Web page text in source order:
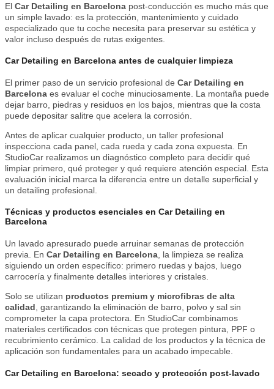
El Car Detailing en Barcelona post-conducción es mucho más que
un simple lavado: es la protección, mantenimiento y cuidado
especializado que tu coche necesita para preservar su estética y
valor incluso después de rutas exigentes.
Car Detailing en Barcelona antes de cualquier limpieza
El primer paso de un servicio profesional de Car Detailing en
Barcelona es evaluar el coche minuciosamente. La montaña puede
dejar barro, piedras y residuos en los bajos, mientras que la costa
puede depositar salitre que acelera la corrosión.
Antes de aplicar cualquier producto, un taller profesional
inspecciona cada panel, cada rueda y cada zona expuesta. En
StudioCar realizamos un diagnóstico completo para decidir qué
limpiar primero, qué proteger y qué requiere atención especial. Esta
evaluación inicial marca la diferencia entre un detalle superficial y
un detailing profesional.
Técnicas y productos esenciales en Car Detailing en
Barcelona
Un lavado apresurado puede arruinar semanas de protección
previa. En Car Detailing en Barcelona , la limpieza se realiza
siguiendo un orden específico: primero ruedas y bajos, luego
carrocería y finalmente detalles interiores y cristales.
Solo se utilizan productos premium y microfibras de alta
calidad , garantizando la eliminación de barro, polvo y sal sin
comprometer la capa protectora. En StudioCar combinamos
materiales certificados con técnicas que protegen pintura, PPF o
recubrimiento cerámico. La calidad de los productos y la técnica de
aplicación son fundamentales para un acabado impecable.
Car Detailing en Barcelona: secado y protección post-lavado